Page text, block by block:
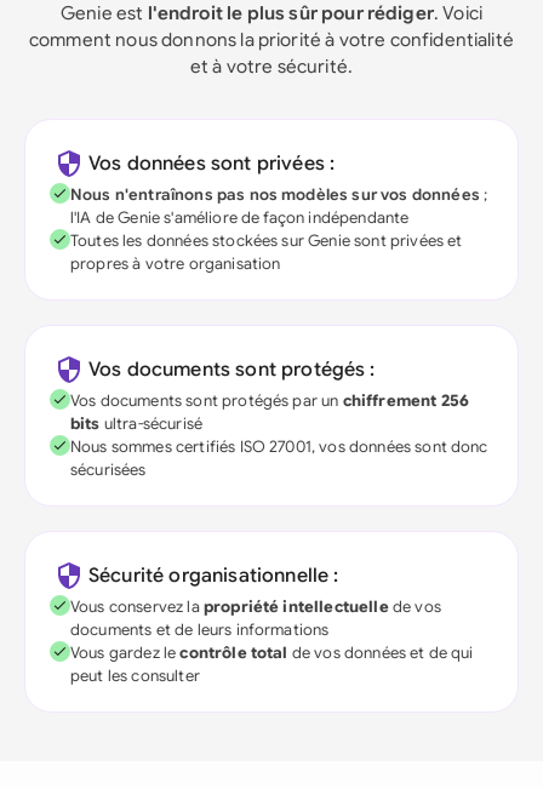
Genie est l'endroit le plus sûr pour rédiger. Voici
comment nous donnons la priorité à votre confidentialité
et à votre sécurité.
Vos données sont privées :
Nous n'entraînons pas nos modèles sur vos données ;
l'IA de Genie s'améliore de façon indépendante
Toutes les données stockées sur Genie sont privées et
propres à votre organisation
Vos documents sont protégés :
Vos documents sont protégés par un chiffrement 256
bits ultra-sécurisé
Nous sommes certifiés ISO 27001, vos données sont donc
sécurisées
Sécurité organisationnelle :
Vous conservez lapropriété intellectuellede vos
documents et de leurs informations
Vous gardez lecontrôle total de vos données et de qui
peut les consulter